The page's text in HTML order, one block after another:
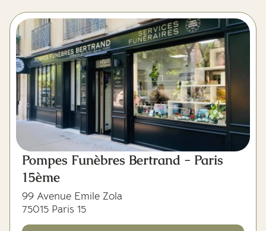
Pompes Funèbres Bertrand - Paris
15ème
99 Avenue Emile Zola
75015 Paris 15